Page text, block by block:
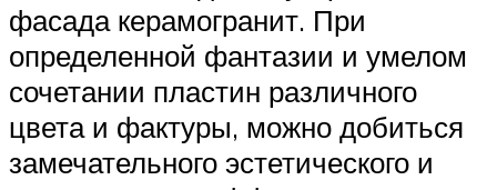
фасада керамогранит. При
определенной фантазии и умелом
сочетании пластин различного
цвета и фактуры, можно добиться
замечательного эстетического и